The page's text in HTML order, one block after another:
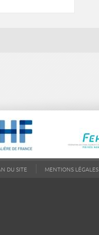
DU SITE MENTIONS LÉGALES